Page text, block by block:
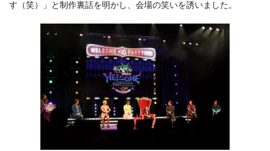
す（笑）」と制作裏話を明かし、会場の笑いを誘いました。